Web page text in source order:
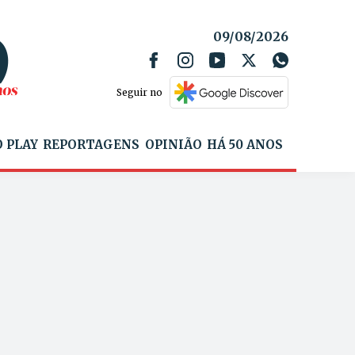
09/08/2026
Seguir no
PLAY REPORTAGENS OPINIÃO HÁ 50 ANOS